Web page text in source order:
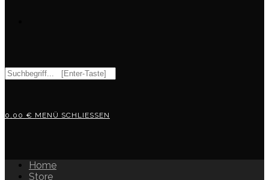
UMSCHALTEN
Diese
Website
0,00 € MENÜ SCHLIESSEN
Home
Store